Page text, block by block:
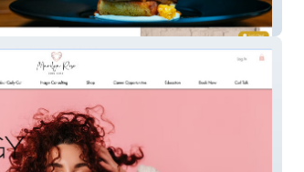
Chef Eric Vollono